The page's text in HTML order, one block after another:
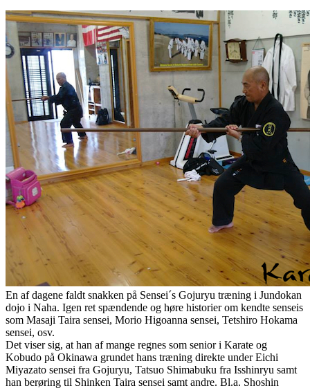
En af dagene faldt snakken på Sensei´s Gojuryu træning i Jundokan
dojo i Naha. Igen ret spændende og høre historier om kendte senseis
som Masaji Taira sensei, Morio Higoanna sensei, Tetshiro Hokama
sensei, osv.
Det viser sig, at han af mange regnes som senior i Karate og
Kobudo på Okinawa grundet hans træning direkte under Eichi
Miyazato sensei fra Gojuryu, Tatsuo Shimabuku fra Isshinryu samt
han berøring til Shinken Taira sensei samt andre. Bl.a. Shoshin